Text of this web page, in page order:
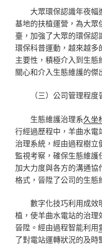
大眾環保認識年夜
基地的扶植運營，為大
臺，加強了大眾的環保
環保科普運動，越來越多
主要性，積極介入到生
關心和介入生態維護的傑
（三）公司管理程度
生態維護治理系久坐
行經過歷程中，羊曲水
治理系統，經由過程樹
監視考察，確保生態維護
加大力度與各方的溝通
格式，晉陞了公司的生態
數字化技巧利用成效
植，使羊曲水電站的治
晉陞。經由過程智能利用
了對電站運轉狀況的及